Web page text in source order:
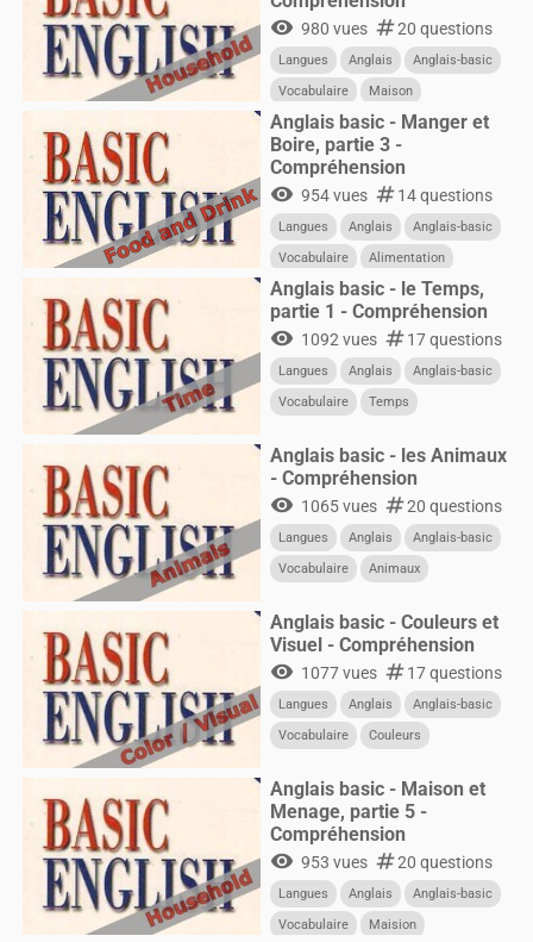
visibility 980 vues numbers20 questions
Langues Anglais
Anglais-basic
Vocabulaire
Maison
Anglais basic - Manger et
Boire, partie 3 -
Compréhension
visibility 954 vues numbers14 questions
Langues Anglais
Anglais-basic
Vocabulaire
Alimentation
Anglais basic - le Temps,
partie 1 - Compréhension
visibility 1092 vues numbers17 questions
Langues Anglais
Anglais-basic
Vocabulaire
Temps
Anglais basic - les Animaux
- Compréhension
visibility 1065 vues numbers20 questions
Langues Anglais
Anglais-basic
Vocabulaire
Animaux
Anglais basic - Couleurs et
Visuel - Compréhension
visibility 1077 vues numbers17 questions
Langues Anglais
Anglais-basic
Vocabulaire
Couleurs
Anglais basic - Maison et
Menage, partie 5 -
Compréhension
visibility 953 vues numbers20 questions
Langues Anglais
Anglais-basic
Vocabulaire
Maision